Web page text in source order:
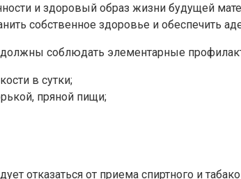
и здоровый образ жизни будущей
собственное здоровье и обеспечить
соблюдать элементарные
в сутки;
пряной пищи;
отказаться от приема спиртного и